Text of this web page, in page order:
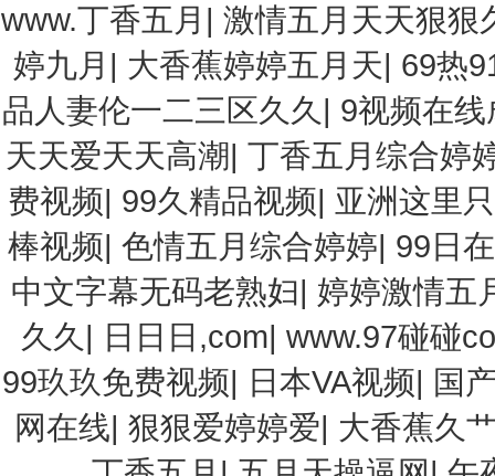
www.丁香五月 |激情五月天天狠狠
婷九月 | 大香蕉婷婷五月天| 69热
品人妻伦一二三区久久 | 9视频在
天天爱天天高潮|丁香五月综合婷
费视频| 99久精品视频| 亚洲这里
棒视频| 色情五月综合婷婷| 99日
中文字幕无码老熟妇| 婷婷激情五
久久 | 日日日,com|www.97碰碰
99玖玖免费视频| 日本VA视频| 国
网在线|狠狠爱婷婷爱| 大香蕉久